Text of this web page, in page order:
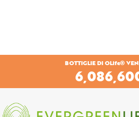
BOTTIGLIE DI OLife®